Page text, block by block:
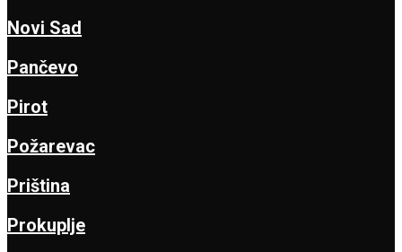
Novi Sad
Pančevo
Pirot
Požarevac
Priština
Prokuplje